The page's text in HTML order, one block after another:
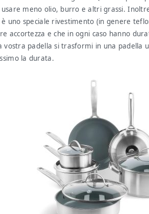
meno olio, burro e altri grassi.
uno speciale rivestimento (in genere
accortezza e che in ogni caso hanno
padella si trasformi in una padella
la durata.